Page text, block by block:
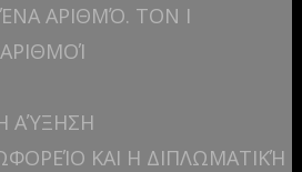
ΑΡΙΘΜΌ. ΤΟΝ I
ΑΎΞΗΣΗ
ΚΑΙ Η ΔΙΠΛΩΜΑΤΙΚΉ